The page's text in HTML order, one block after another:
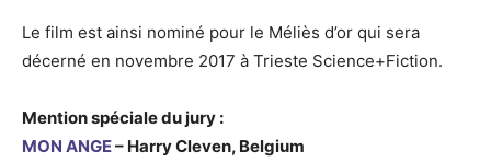
Le film est ainsi nominé pour le Méliès d’or qui sera
décerné en novembre 2017 à Trieste Science+Fiction.
Mention spéciale du jury :
MON ANGE– Harry Cleven, Belgium